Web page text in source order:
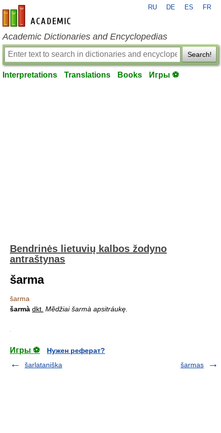
en-academic.com
RU DE ES FR
Academic Dictionaries and Encyclopedias
Search!
Interpretations Translations Books Игры ⚽
Bendrinės lietuvių kalbos žodyno
antraštynas
šarma
šarma
šarmà dkt. Mẽdžiai šarmà apsitráukę.
Игры ⚽
Нужен реферат?
šarlataniška
šarmas